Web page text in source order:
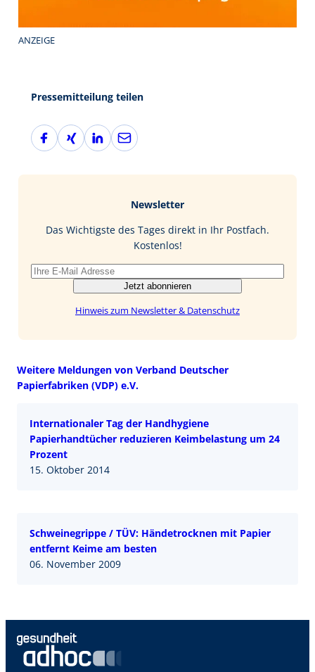
ANZEIGE
Pressemitteilung teilen
F
a
X
i
L
i
I
E
-
Newsletter
Das Wichtigste des Tages direkt in Ihr Postfach.
Kostenlos!
Jetzt abonnieren
Hinweis zum Newsletter & Datenschutz
Weitere Meldungen von Verband Deutscher
Papierfabriken (VDP) e.V.
Internationaler Tag der Handhygiene
Papierhandtücher reduzieren Keimbelastung um 24
Prozent
15. Oktober 2014
Schweinegrippe / TÜV: Händetrocknen mit Papier
entfernt Keime am besten
06. November 2009